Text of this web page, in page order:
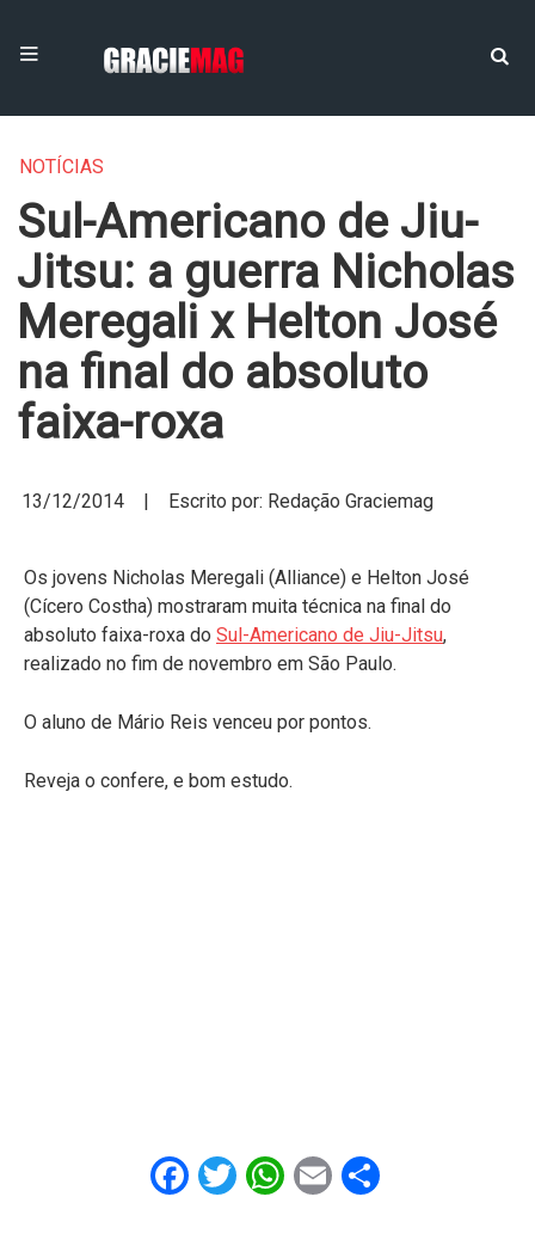
NOTÍCIAS
Sul-Americano de Jiu-
Jitsu: a guerra Nicholas
Meregali x Helton José
na final do absoluto
faixa-roxa
13/12/2014 | Escrito por: Redação Graciemag
Os jovens Nicholas Meregali (Alliance) e Helton José
(Cícero Costha) mostraram muita técnica na final do
absoluto faixa-roxa do Sul-Americano de Jiu-Jitsu,
realizado no fim de novembro em São Paulo.
O aluno de Mário Reis venceu por pontos.
Reveja o confere, e bom estudo.
Facebook
Twitter
WhatsApp
EmailShare